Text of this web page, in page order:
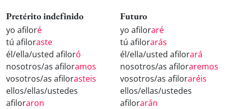
Pretérito indefinido
yo afiloré
tú afiloraste
él/ella/usted afiloró
nosotros/as afiloramos
vosotros/as afilorasteis
ellos/ellas/ustedes
afiloraron
Futuro
yo afiloraré
tú afilorarás
él/ella/usted afilorará
nosotros/as afiloraremos
vosotros/as afiloraréis
ellos/ellas/ustedes
afilorarán